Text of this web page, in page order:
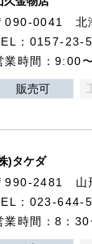
090-0041 北
：0157-23-
業時間：9:00
販売可
)タケダ
990-2481 山
：023-644-
業時間：8：